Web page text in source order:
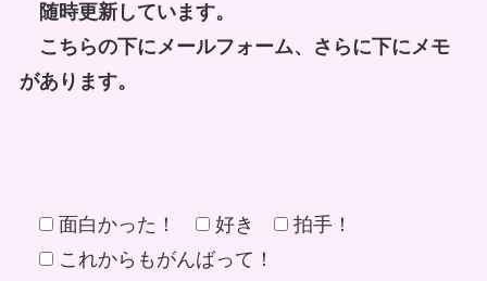
随時更新しています。
こちらの下にメールフォーム、さらに下にメモ
があります。
面白かった！ 好き
拍手！
これからもがんばって！